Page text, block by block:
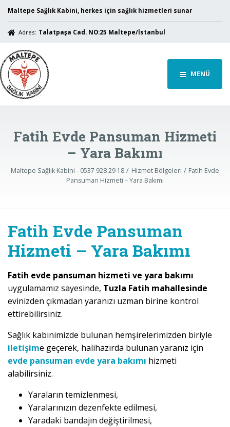
Maltepe Sağlık Kabini, herkes için sağlık hizmetleri sunar
Adres: Talatpaşa Cad. NO:25 Maltepe/İstanbul
MENÜ
Fatih Evde Pansuman Hizmeti
– Yara Bakımı
Maltepe Sağlık Kabini - 0537 928 29 18 Hizmet Bölgeleri
Fatih Evde
Pansuman Hizmeti – Yara Bakımı
Fatih Evde Pansuman
Hizmeti – Yara Bakımı
Fatih evde pansuman hizmeti ve yara bakımı
uygulamamız sayesinde, Tuzla Fatih mahallesinde
evinizden çıkmadan yaranızı uzman birine kontrol
ettirebilirsiniz.
Sağlık kabinimizde bulunan hemşirelerimizden biriyle
iletişime geçerek, halihazırda bulunan yaranız için
evde pansuman evde yara bakımı hizmeti
alabilirsiniz.
Yaraların temizlenmesi,
Yaralarınızın dezenfekte edilmesi,
Yaradaki bandajın değiştirilmesi,